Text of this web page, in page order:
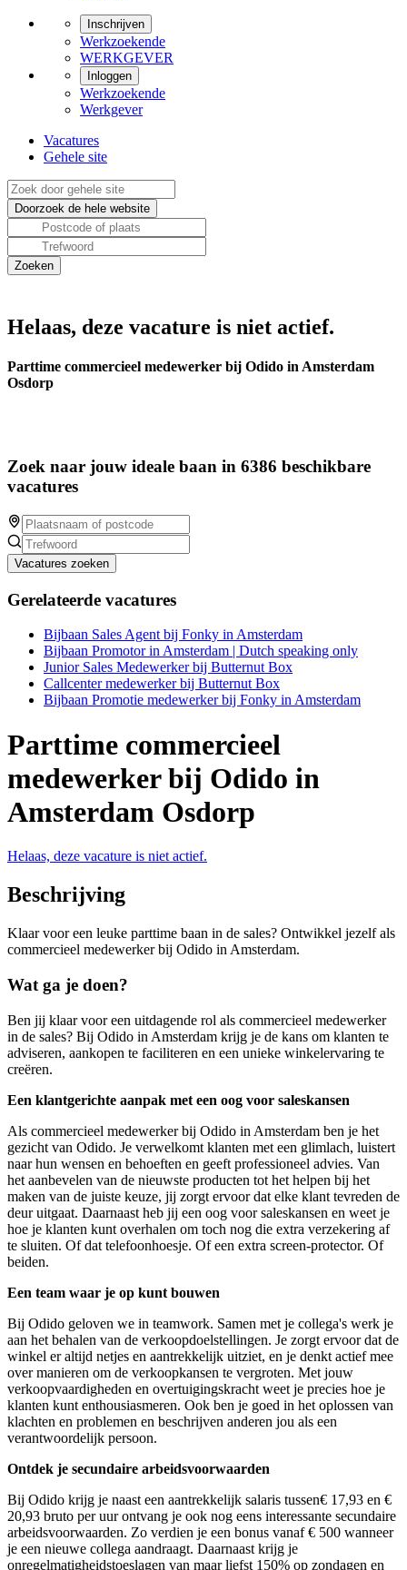
Inschrijven
Werkzoekende
WERKGEVER
Inloggen
Werkzoekende
Werkgever
Vacatures
Gehele site
Helaas, deze vacature is niet actief.
Parttime commercieel medewerker bij Odido in Amsterdam
Osdorp
Zoek naar jouw ideale baan in 6386 beschikbare
vacatures
Vacatures zoeken
Gerelateerde vacatures
Bijbaan Sales Agent bij Fonky in Amsterdam
Bijbaan Promotor in Amsterdam | Dutch speaking only
Junior Sales Medewerker bij Butternut Box
Callcenter medewerker bij Butternut Box
Bijbaan Promotie medewerker bij Fonky in Amsterdam
Parttime commercieel
medewerker bij Odido in
Amsterdam Osdorp
Helaas, deze vacature is niet actief.
Beschrijving
Klaar voor een leuke parttime baan in de sales? Ontwikkel jezelf als
commercieel medewerker bij Odido in Amsterdam.
Wat ga je doen?
Ben jij klaar voor een uitdagende rol als commercieel medewerker
in de sales? Bij Odido in Amsterdam krijg je de kans om klanten te
adviseren, aankopen te faciliteren en een unieke winkelervaring te
creëren.
Een klantgerichte aanpak met een oog voor saleskansen
Als commercieel medewerker bij Odido in Amsterdam ben je het
gezicht van Odido. Je verwelkomt klanten met een glimlach, luistert
naar hun wensen en behoeften en geeft professioneel advies. Van
het aanbevelen van de nieuwste producten tot het helpen bij het
maken van de juiste keuze, jij zorgt ervoor dat elke klant tevreden de
deur uitgaat. Daarnaast heb jij een oog voor saleskansen en weet je
hoe je klanten kunt overhalen om toch nog die extra verzekering af
te sluiten. Of dat telefoonhoesje. Of een extra screen-protector. Of
beiden.
Een team waar je op kunt bouwen
Bij Odido geloven we in teamwork. Samen met je collega's werk je
aan het behalen van de verkoopdoelstellingen. Je zorgt ervoor dat de
winkel er altijd netjes en aantrekkelijk uitziet, en je denkt actief mee
over manieren om de verkoopkansen te vergroten. Met jouw
verkoopvaardigheden en overtuigingskracht weet je precies hoe je
klanten kunt enthousiasmeren. Ook ben je goed in het oplossen van
klachten en problemen en beschrijven anderen jou als een
verantwoordelijk persoon.
Ontdek je secundaire arbeidsvoorwaarden
Bij Odido krijg je naast een aantrekkelijk salaris tussen€ 17,93 en €
20,93 bruto per uur ontvang je ook nog eens interessante secundaire
arbeidsvoorwaarden. Zo verdien je een bonus vanaf € 500 wanneer
je een nieuwe collega aandraagt. Daarnaast krijg je
onregelmatigheidstoeslagen van maar liefst 150% op zondagen en